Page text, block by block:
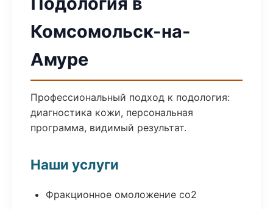
Комсомольск-на-
Амуре
Профессиональный подход к подология:
диагностика кожи, персональная
программа, видимый результат.
Наши услуги
Фракционное омоложение co2